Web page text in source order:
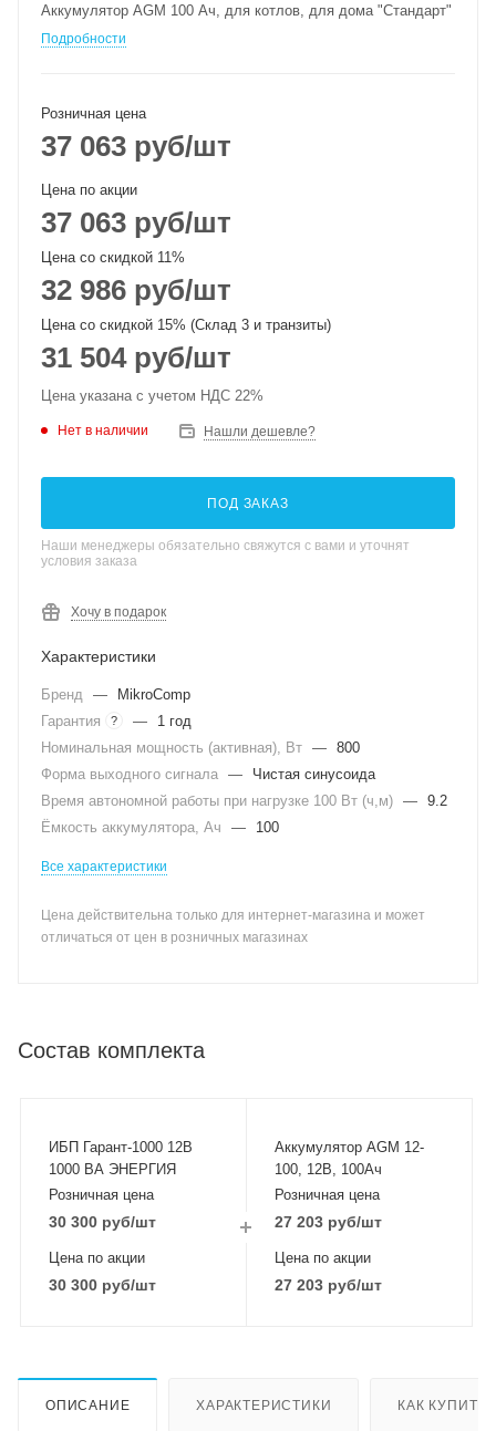
Аккумулятор AGM 100 Ач, для котлов, для дома "Стандарт"
Подробности
Розничная цена
37 063 руб/шт
Цена по акции
37 063 руб/шт
Цена со скидкой 11%
32 986 руб/шт
Цена со скидкой 15% (Склад 3 и транзиты)
31 504руб/шт
Цена указана с учетом НДС 22%
Нет в наличии Нашли дешевле?
ПОД ЗАКАЗ
Наши менеджеры обязательно свяжутся с вами и уточнят
условия заказа
Хочу в подарок
Характеристики
Бренд —
MikroComp
Гарантия
? —
1 год
Номинальная мощность (активная), Вт — 800
Форма выходного сигнала —
Чистая синусоида
Время автономной работы при нагрузке 100 Вт (ч,м) — 9.2
Ёмкость аккумулятора, Ач
— 100
Все характеристики
Цена действительна только для интернет-магазина и может
отличаться от цен в розничных магазинах
Состав комплекта
ИБП Гарант-1000 12В
1000 ВА ЭНЕРГИЯ
Розничная цена
30 300руб/шт
Цена по акции
30 300руб/шт
Аккумулятор AGM 12-
100, 12В, 100Ач
Розничная цена
27 203 руб/шт
Цена по акции
27 203 руб/шт
ОПИСАНИЕ ХАРАКТЕРИСТИКИ КАК КУПИТЬ